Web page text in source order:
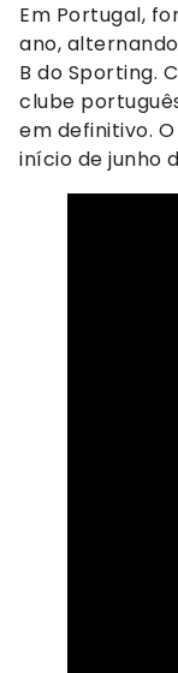
Em Portugal,
ano,
B do Sporting.
clube
em definitivo.
início de junho